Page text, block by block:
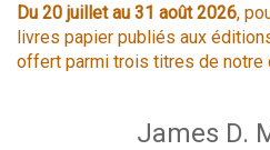
Du 20 juillet au 31 août 2026,
livres papier publiés aux
offert parmi trois titres de notre
James D.